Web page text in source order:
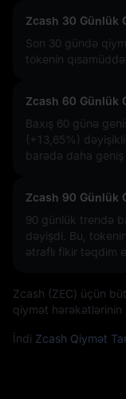
Zcash 30 Günlük
Son 30 gündə
tokenin
Zcash 60 Günlük
Baxış 60 günə
(+13,65%)
barədə daha
Zcash 90 Günlük
90 günlük trendə
dəyişdi. Bu,
ətraflı fikir təqdim
Zcash (ZEC) üçün
qiymət hərəkətlərinin
İndi Zcash Qiymət